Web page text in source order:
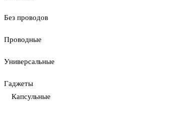
Без проводов
Проводные
Универсальные
Гаджеты
Капсульные